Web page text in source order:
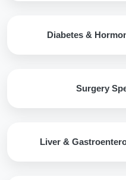
Diabetes &
Surgery
Liver &